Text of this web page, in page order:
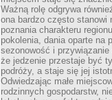
Ważną rolę odgrywa
ona bardzo często stanowi
poznania charakteru
pokolenia, dania oparte na
sezonowość i
że jedzenie przestaje być
podróży, a staje się jej
Odwiedzając małe
rodzinnych gospodarstw,